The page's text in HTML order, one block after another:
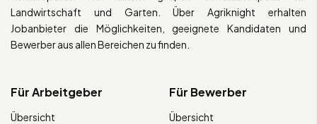
Landwirtschaft und Garten. Über Agriknight erhalten
Jobanbieter die Möglichkeiten, geeignete Kandidaten und
Bewerber aus allen Bereichen zu finden.
Für Arbeitgeber
Übersicht
Für Bewerber
Übersicht